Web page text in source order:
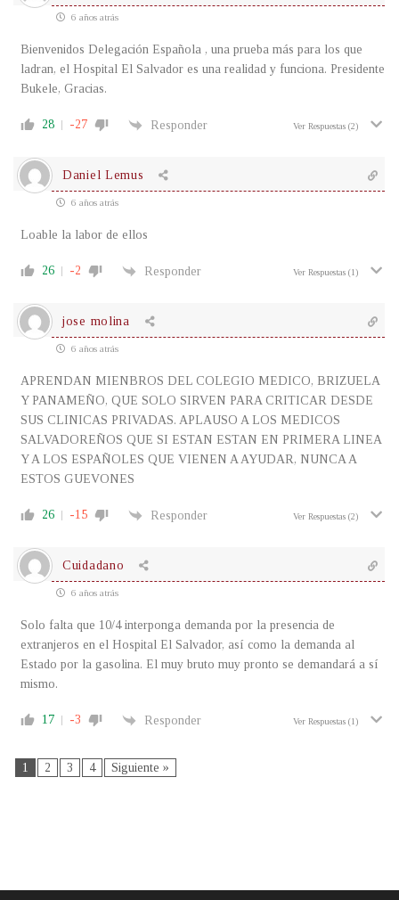
6 años atrás
Bienvenidos Delegación Española , una prueba más para los que
ladran, el Hospital El Salvador es una realidad y funciona. Presidente
Bukele, Gracias.
28 -27 Responder Ver Respuestas (2)
Daniel Lemus
6 años atrás
Loable la labor de ellos
26 -2 Responder Ver Respuestas (1)
jose molina
6 años atrás
APRENDAN MIENBROS DEL COLEGIO MEDICO, BRIZUELA
Y PANAMEÑO, QUE SOLO SIRVEN PARA CRITICAR DESDE
SUS CLINICAS PRIVADAS. APLAUSO A LOS MEDICOS
SALVADOREÑOS QUE SI ESTAN ESTAN EN PRIMERA LINEA
Y A LOS ESPAÑOLES QUE VIENEN A AYUDAR, NUNCA A
ESTOS GUEVONES
26 -15 Responder Ver Respuestas (2)
Cuidadano
6 años atrás
Solo falta que 10/4 interponga demanda por la presencia de
extranjeros en el Hospital El Salvador, así como la demanda al
Estado por la gasolina. El muy bruto muy pronto se demandará a sí
mismo.
17 -3 Responder Ver Respuestas (1)
1 2 3 4 Siguiente »